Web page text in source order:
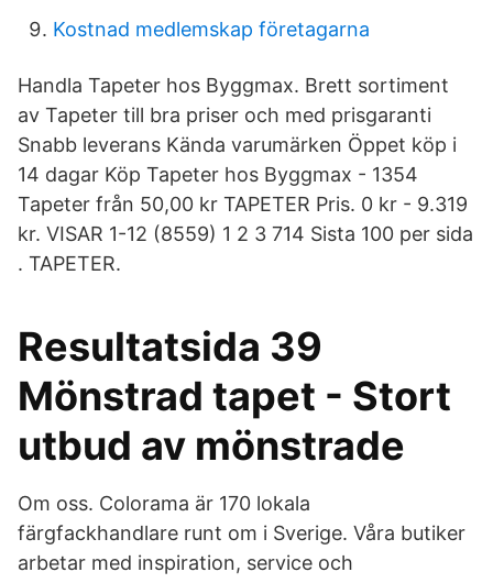
Kostnad medlemskap företagarna
Handla Tapeter hos Byggmax. Brett sortiment
av Tapeter till bra priser och med prisgaranti
Snabb leverans Kända varumärken Öppet köp i
14 dagar Köp Tapeter hos Byggmax - 1354
Tapeter från 50,00 kr TAPETER Pris. 0 kr - 9.319
kr. VISAR 1-12 (8559) 1 2 3 714 Sista 100 per sida
. TAPETER.
Resultatsida 39
Mönstrad tapet - Stort
utbud av mönstrade
Om oss. Colorama är 170 lokala
färgfackhandlare runt om i Sverige. Våra butiker
arbetar med inspiration, service och